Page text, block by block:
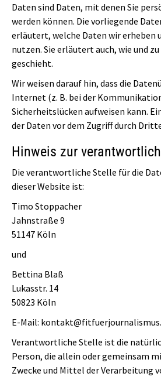
Daten sind Daten, mit denen Sie
werden können. Die vorliegende
erläutert, welche Daten wir erheben
nutzen. Sie erläutert auch, wie und
geschieht.
Wir weisen darauf hin, dass die
Internet (z. B. bei der
Sicherheitslücken aufweisen kann.
der Daten vor dem Zugriff durch
Hinweis zur
Die verantwortliche Stelle für die
dieser Website ist:
Timo Stoppacher
Jahnstraße 9
51147 Köln
und
Bettina Blaß
Lukasstr. 14
50823 Köln
E-Mail:
Verantwortliche Stelle ist die
Person, die allein oder gemeinsam
Zwecke und Mittel der Verarbeitung